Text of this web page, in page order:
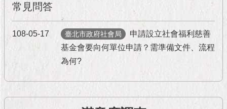
全
政
策
絡
我
常見問答
108-05-17 臺北市政府社會局
申請設立社會福利慈善
基金會要向何單位申請？需準備文件、流程
為何?